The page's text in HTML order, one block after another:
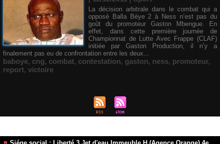
La décision arbitrale dans le combat qui a
opposé Balla Bèye 2 à Ness n’est pas du
goût du promoteur Gaston Mbengue. En
effet, dans cette première journée de
Championnat de Lutte Avec Frappe (CLAF)
initiée par Gaston Production, il n’y a
finalement pas eu de confrontation entre les deux...
baboye, cng, combat, contestation, gaston, ness, promoteur,
report, victoire
Siége social : Liberté 3 Jet d'eau Immeuble H (Agence Orange) 4e